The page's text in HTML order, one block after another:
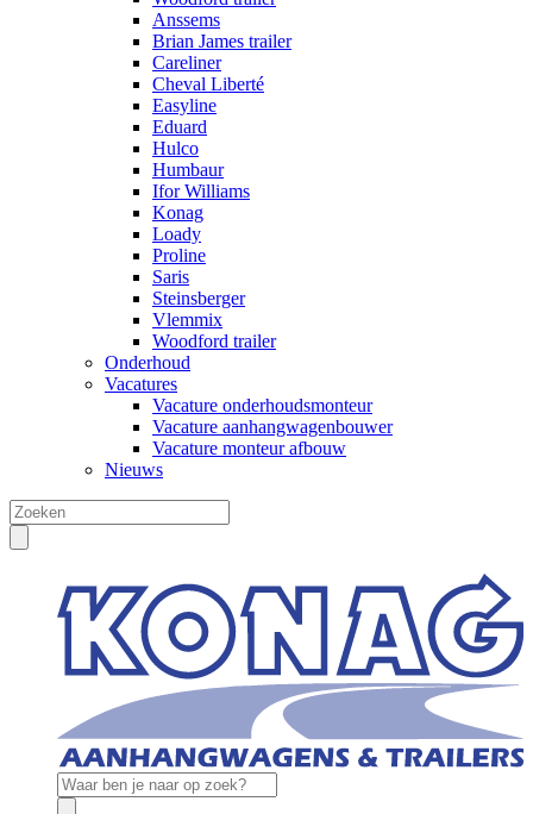
Anssems
Brian James trailer
Careliner
Cheval Liberté
Easyline
Eduard
Hulco
Humbaur
Ifor Williams
Konag
Loady
Proline
Saris
Steinsberger
Vlemmix
Woodford trailer
Onderhoud
Vacatures
Vacature onderhoudsmonteur
Vacature aanhangwagenbouwer
Vacature monteur afbouw
Nieuws